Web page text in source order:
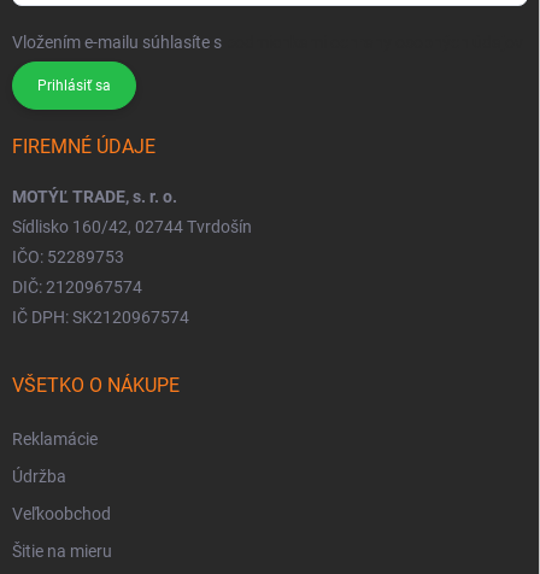
Vložením e-mailu súhlasíte s
Prihlásiť sa
FIREMNÉ ÚDAJE
MOTÝĽ TRADE, s. r. o.
Sídlisko 160/42, 02744 Tvrdošín
IČO: 52289753
DIČ: 2120967574
IČ DPH: SK2120967574
VŠETKO O NÁKUPE
Reklamácie
Údržba
Veľkoobchod
Šitie na mieru